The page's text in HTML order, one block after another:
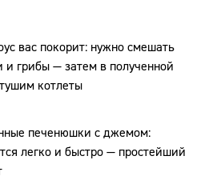
вас покорит: нужно смешать
и грибы — затем в полученной
котлеты
печенюшки с джемом:
легко и быстро — простейший